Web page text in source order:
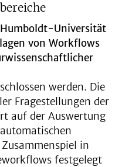
Humboldt-Universität
von Workflows
werden. Die
Fragestellungen der
auf der Auswertung
in
festgelegt